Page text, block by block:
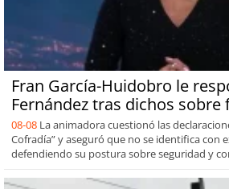
Fran García-Huidobro le
Fernández tras dichos sobre
08-08 La animadora cuestionó las
Cofradía” y aseguró que no se identifica con
defendiendo su postura sobre seguridad y